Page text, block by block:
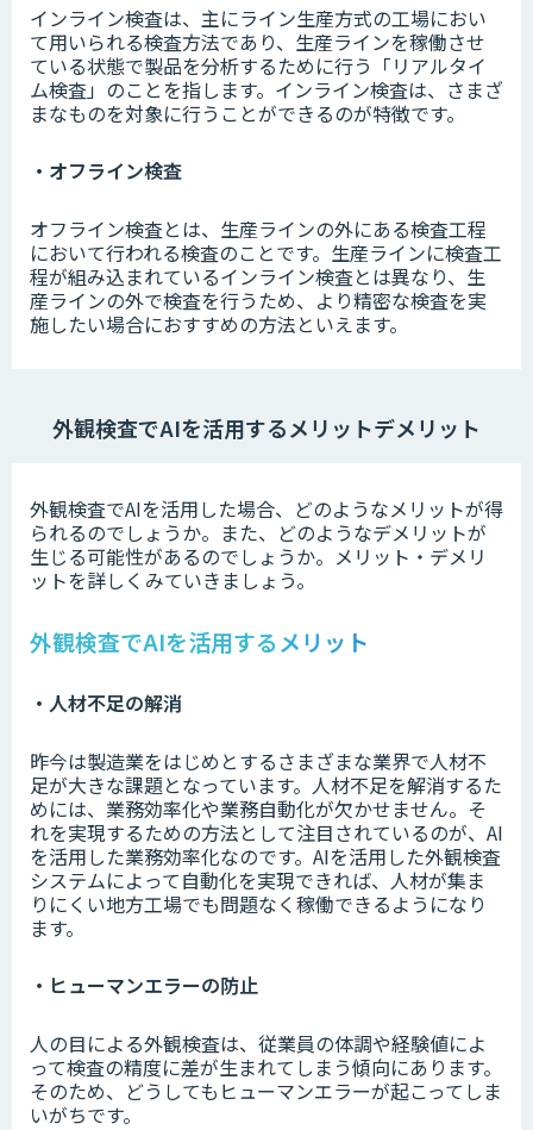
インライン検査は、主にライン生産方式の工場におい
て用いられる検査方法であり、生産ラインを稼働させ
ている状態で製品を分析するために行う「リアルタイ
ム検査」のことを指します。インライン検査は、さまざ
まなものを対象に行うことができるのが特徴です。
・オフライン検査
オフライン検査とは、生産ラインの外にある検査工程
において行われる検査のことです。生産ラインに検査工
程が組み込まれているインライン検査とは異なり、生
産ラインの外で検査を行うため、より精密な検査を実
施したい場合におすすめの方法といえます。
外観検査でAIを活用するメリットデメリット
外観検査でAIを活用した場合、どのようなメリットが得
られるのでしょうか。また、どのようなデメリットが
生じる可能性があるのでしょうか。メリット・デメリ
ットを詳しくみていきましょう。
外観検査でAIを活用するメリット
・人材不足の解消
昨今は製造業をはじめとするさまざまな業界で人材不
足が大きな課題となっています。人材不足を解消するた
めには、業務効率化や業務自動化が欠かせません。そ
れを実現するための方法として注目されているのが、AI
を活用した業務効率化なのです。AIを活用した外観検査
システムによって自動化を実現できれば、人材が集ま
りにくい地方工場でも問題なく稼働できるようになり
ます。
・ヒューマンエラーの防止
人の目による外観検査は、従業員の体調や経験値によ
って検査の精度に差が生まれてしまう傾向にあります。
そのため、どうしてもヒューマンエラーが起こってしま
いがちです。